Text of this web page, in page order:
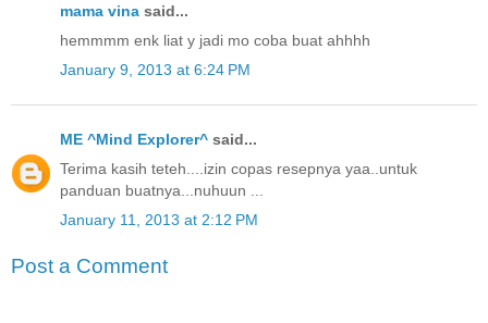
mama vina said...
hemmmm enk liat y jadi mo coba buat ahhhh
January 9, 2013 at 6:24 PM
ME ^Mind Explorer^ said...
Terima kasih teteh....izin copas resepnya yaa..untuk
panduan buatnya...nuhuun ...
January 11, 2013 at 2:12 PM
Post a Comment